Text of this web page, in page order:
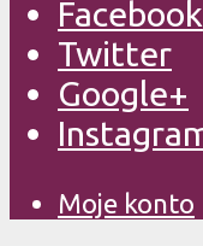
Facebook
Twitter
Google+
Moje konto